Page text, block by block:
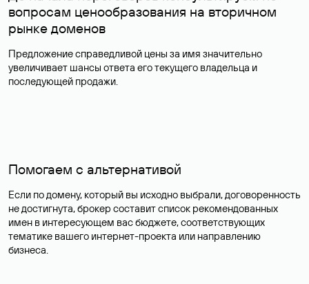
вопросам ценообразования на вторичном
рынке доменов
Предложение справедливой цены за имя значительно
увеличивает шансы ответа его текущего владельца и
последующей продажи.
Помогаем с альтернативой
Если по домену, который вы исходно выбрали, договоренность
не достигнута, брокер составит список рекомендованных
имен в интересующем вас бюджете, соответствующих
тематике вашего интернет-проекта или направлению
бизнеса.